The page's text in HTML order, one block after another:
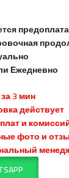
Ежедневно
3 мин
действует
и
фото и